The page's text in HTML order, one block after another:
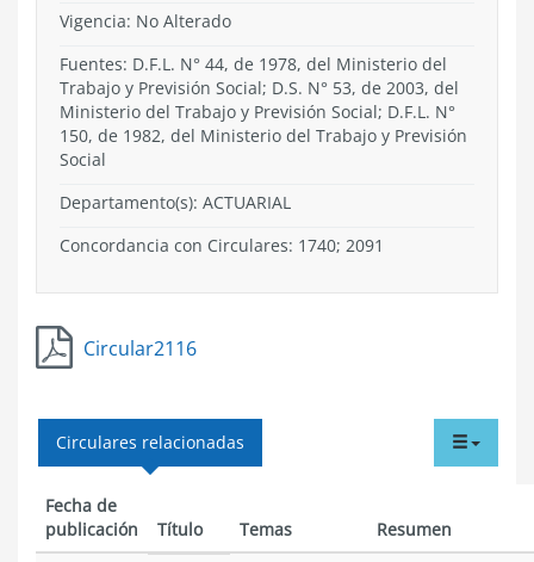
Vigencia: No Alterado
Fuentes: D.F.L. N° 44, de 1978, del Ministerio del
Trabajo y Previsión Social; D.S. N° 53, de 2003, del
Ministerio del Trabajo y Previsión Social; D.F.L. N°
150, de 1982, del Ministerio del Trabajo y Previsión
Social
Departamento(s): ACTUARIAL
Concordancia con Circulares: 1740; 2091
Circular2116
menu
Circulares relacionadas
Fecha de
publicación
Título Temas
Resumen